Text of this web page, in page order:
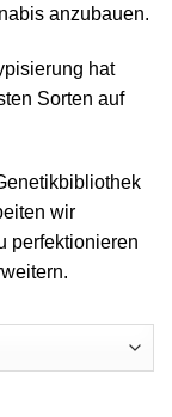
anzubauen.
hat
Sorten auf
wir
perfektionieren
In-One Menge